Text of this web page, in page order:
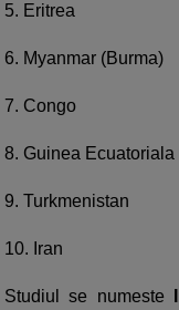
5. Eritrea
6. Myanmar (Burma)
7. Congo
8. Guinea Ecuatoriala
9. Turkmenistan
10. Iran
Studiul se numeste